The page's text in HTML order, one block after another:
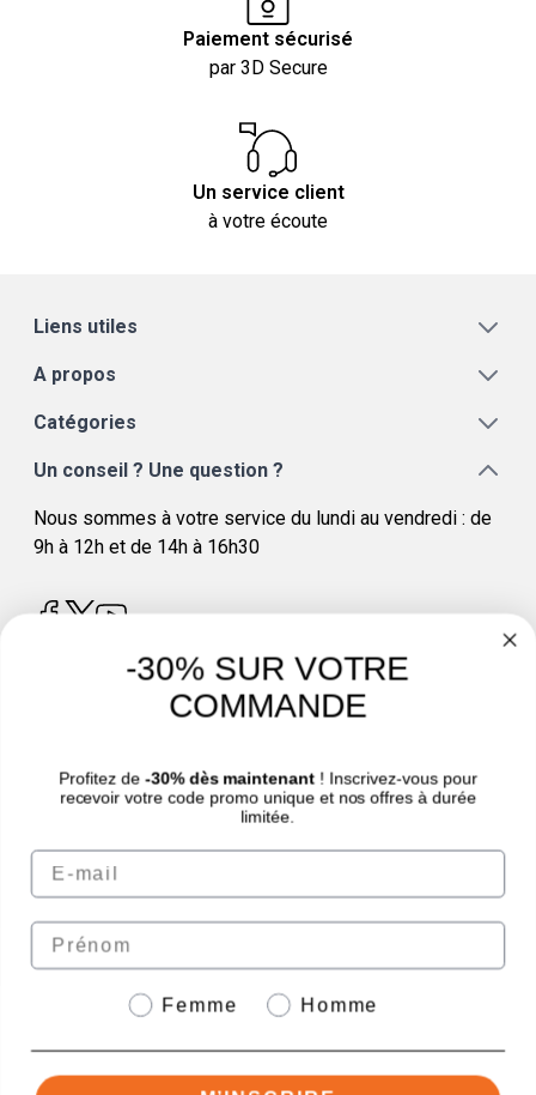
Paiement sécurisé
par 3D Secure
Un service client
à votre écoute
Liens utiles
A propos
Catégories
Un conseil ? Une question ?
Nous sommes à votre service du lundi au vendredi : de
9h à 12h et de 14h à 16h30
4.8/ 5
© Sport Nutrition Center 2026 | Paiement sécurisé | *Norme AFNOR NF EN 17444.
Voir fiche produit.
eafit.com|granions.fr|punch-power.com
-30% SUR VOTRE
COMMANDE
Profitez de -30% dès maintenant ! Inscrivez-vous pour
recevoir votre code promo unique et nos offres à durée
limitée.
Email
Prénom
GenreFemme Homme